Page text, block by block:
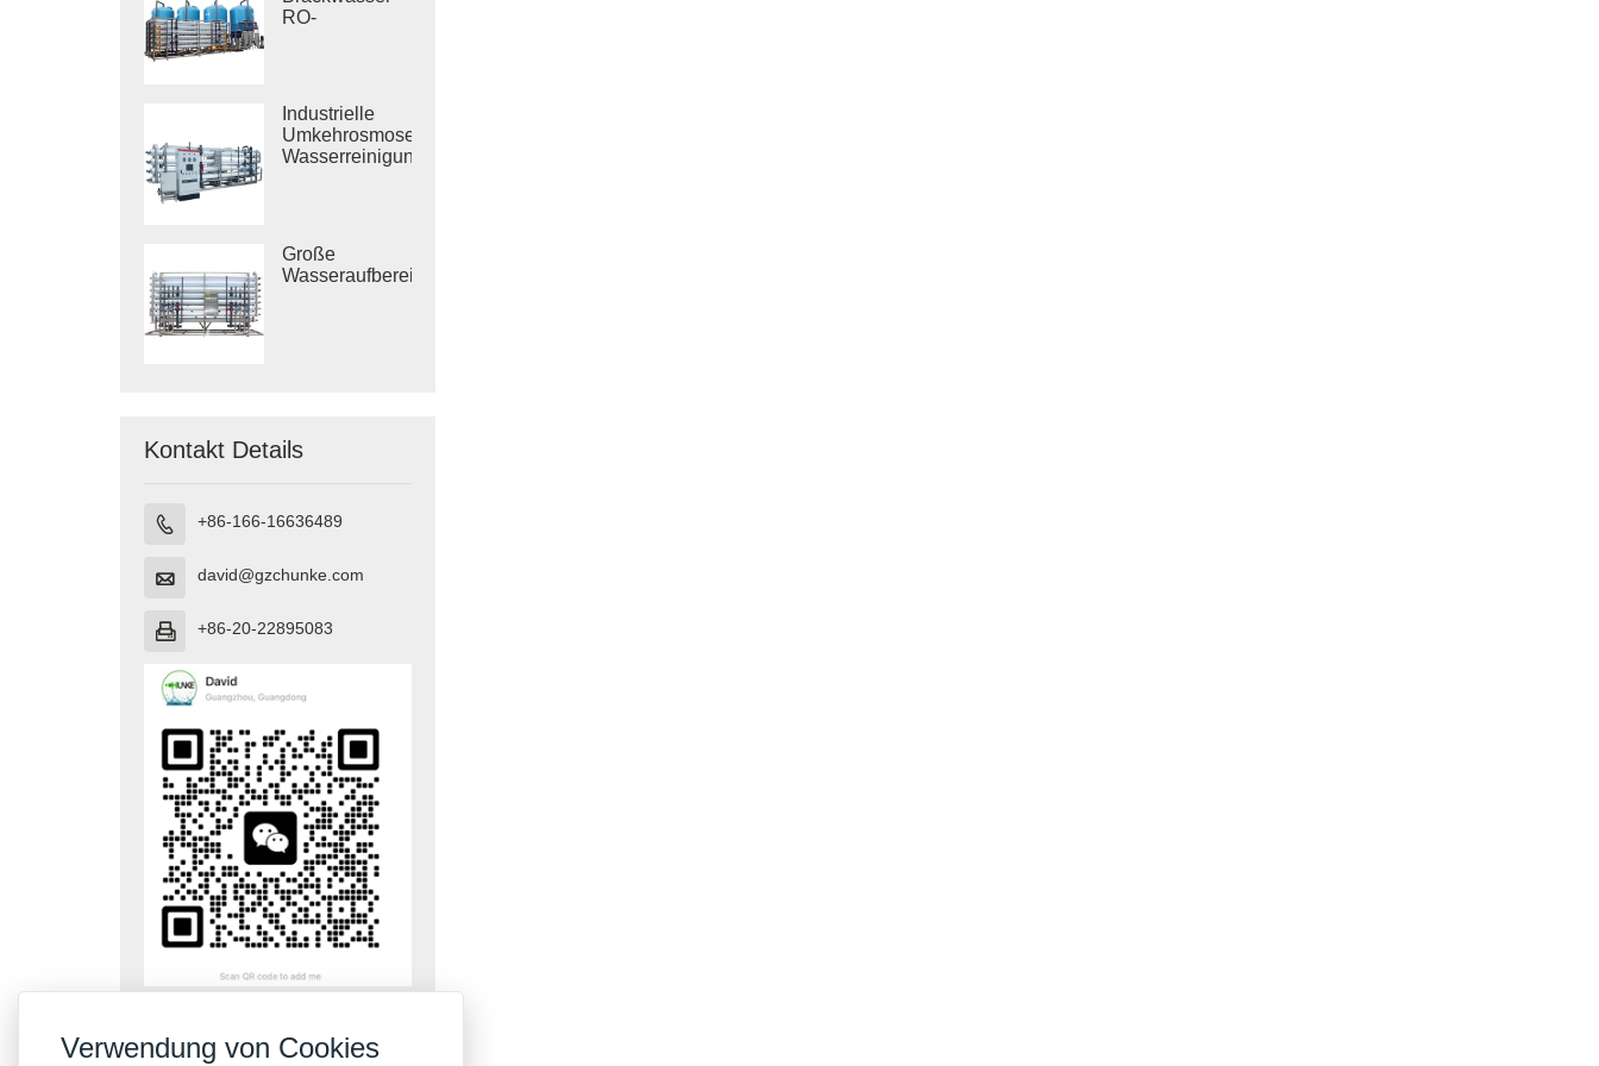
RO-
Industrielle
Umkehrosmose-
Wasserreinigungssysteme
Große
Wasseraufbereitungsanlagen
Kontakt Details
 +86-166-16636489
 david@gzchunke.com
 +86-20-22895083
Verwendung von Cookies